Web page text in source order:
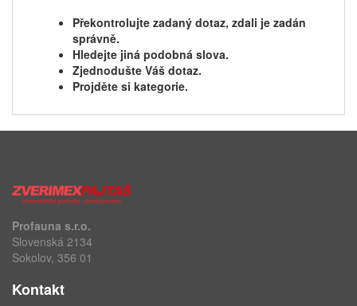
Překontrolujte zadaný dotaz, zdali je zadán
správně.
Hledejte jiná podobná slova.
Zjednodušte Váš dotaz.
Projděte si kategorie.
Profauna s.r.o.
Slovenská 2134
Sokolov, 356 01
Kontakt